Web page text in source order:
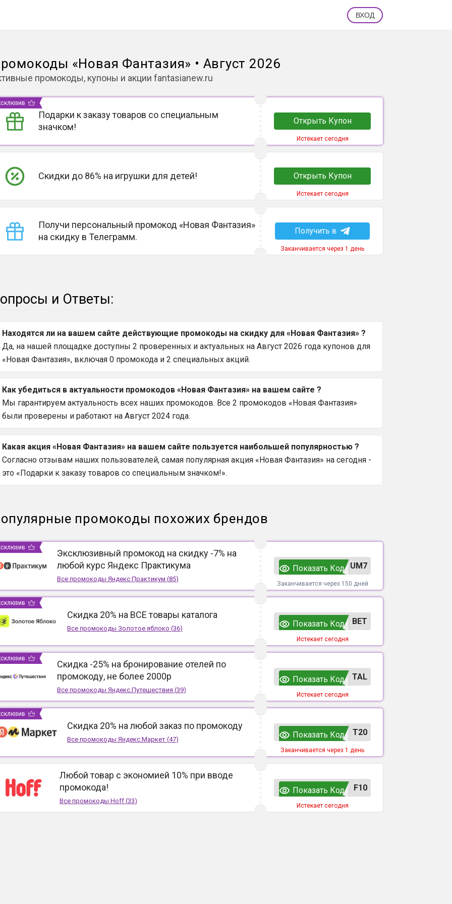
ВХОД
«Новая Фантазия» • Август 2026
промокоды, купоны и акции fantasianew.ru
Подарки к заказу товаров со специальным
значком!
Открыть Купон
Истекает сегодня
Скидки до 86% на игрушки для детей! Открыть Купон
Истекает сегодня
Получи персональный промокод «Новая Фантазия»
на скидку в Телеграмм.
Получить в
Заканчивается через 1 день
и Ответы:
Находятся ли на вашем сайте действующие промокоды на скидку для «Новая Фантазия» ?
Да, на нашей площадке доступны 2 проверенных и актуальных на Август 2026 года купонов для
«Новая Фантазия», включая 0 промокода и 2 специальных акций.
Как убедиться в актуальности промокодов «Новая Фантазия» на вашем сайте ?
Мы гарантируем актуальность всех наших промокодов. Все 2 промокодов «Новая Фантазия»
были проверены и работают на Август 2024 года.
Какая акция «Новая Фантазия» на вашем сайте пользуется наибольшей популярностью ?
Согласно отзывам наших пользователей, самая популярная акция «Новая Фантазия» на сегодня -
это «Подарки к заказу товаров со специальным значком!».
промокоды похожих брендов
Эксклюзивный промокод на скидку -7% на
любой курс Яндекс Практикума
Все промокоды Яндекс Практикум (85)
UM7
Показать Код
Заканчивается через 150 дней
Скидка 20% на ВСЕ товары каталога
Все промокоды Золотое яблоко (36)
ВЕТ
Показать Код
Истекает сегодня
Скидка -25% на бронирование отелей по
промокоду, не более 2000р
Все промокоды Яндекс.Путешествия (39)
TAL
Показать Код
Истекает сегодня
Скидка 20% на любой заказ по промокоду
Все промокоды Яндекс.Маркет(47)
T20
Показать Код
Заканчивается через 1 день
Любой товар с экономией 10% при вводе
промокода!
Все промокодыHoff (33)
F10
Показать Код
Истекает сегодня